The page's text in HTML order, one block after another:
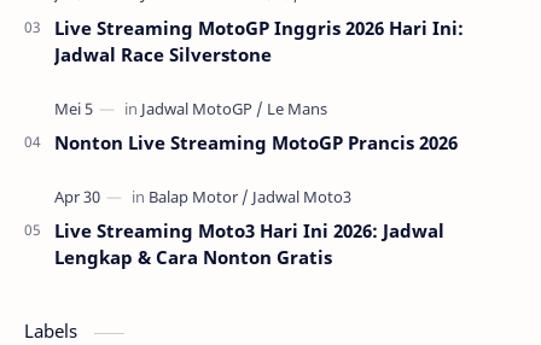
Live Streaming MotoGP Inggris 2026 Hari Ini:
Jadwal Race Silverstone
Nonton Live Streaming MotoGP Prancis 2026
Live Streaming Moto3 Hari Ini 2026: Jadwal
Lengkap & Cara Nonton Gratis
Labels